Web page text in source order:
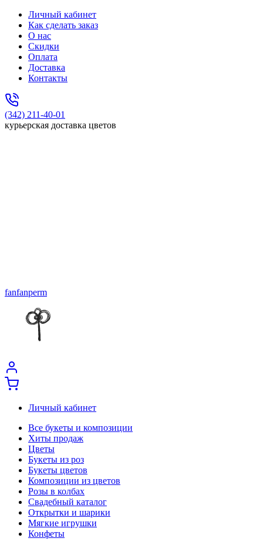
Личный кабинет
Как сделать заказ
О нас
Скидки
Оплата
Доставка
Контакты
(342) 211-40-01
курьерская доставка цветов
fanfanperm
Личный кабинет
Все букеты и композиции
Хиты продаж
Цветы
Букеты из роз
Букеты цветов
Композиции из цветов
Розы в колбах
Свадебный каталог
Открытки и шарики
Мягкие игрушки
Конфеты